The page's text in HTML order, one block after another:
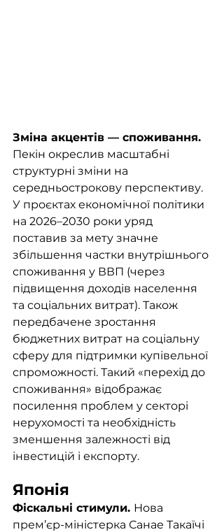
Зміна акцентів — споживання.
Пекін окреслив масштабні
структурні зміни на
середньострокову перспективу.
У проєктах економічної політики
на 2026–2030 роки уряд
поставив за мету значне
збільшення частки внутрішнього
споживання у ВВП (через
підвищення доходів населення
та соціальних витрат). Також
передбачене зростання
бюджетних витрат на соціальну
сферу для підтримки купівельної
спроможності. Такий «перехід до
споживання» відображає
посилення проблем у секторі
нерухомості та необхідність
зменшення залежності від
інвестицій і експорту.
Японія
Фіскальні стимули. Нова
прем’єр-міністерка Санае Такаїчі